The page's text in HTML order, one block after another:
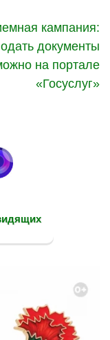
кампания:
документы
на портале
«Госуслуг»